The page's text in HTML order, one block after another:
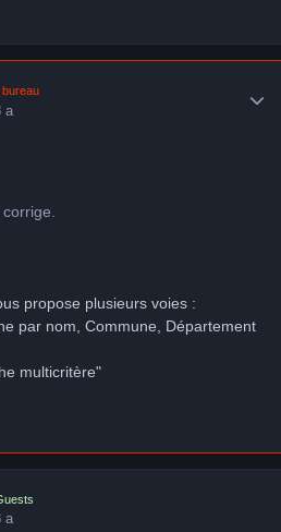
bureau
a
propose plusieurs voies :
par nom, Commune, Département
multicritère"
a